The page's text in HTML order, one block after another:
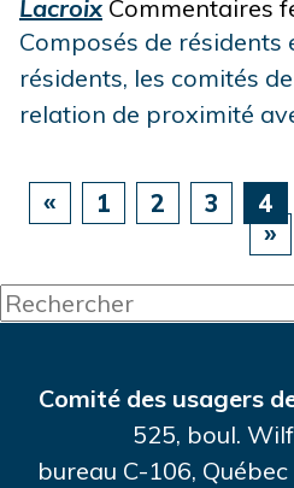
Lacroix Commentaires
Composés de résidents
résidents, les comités
relation de proximité
1 2 3 4
Comité des usagers
525, boul.
bureau C-106,